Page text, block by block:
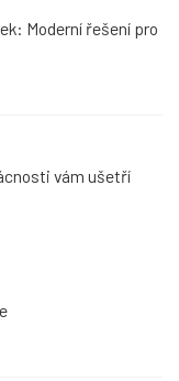
Moderní řešení pro
vám ušetří